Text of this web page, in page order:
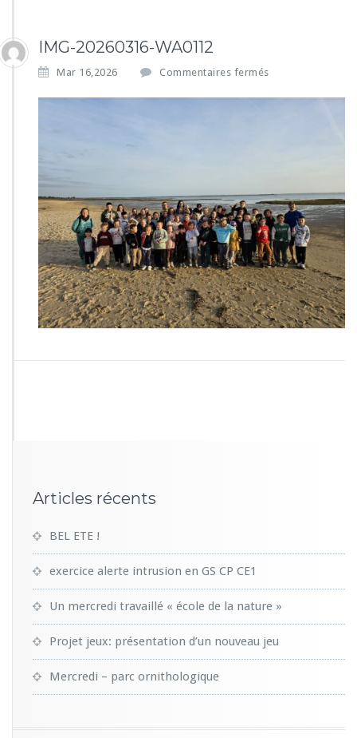
IMG-20260316-WA0112
Mar 16,2026 Commentaires fermés
0
2
6
0
3
1
6
-
W
0
Articles récents
BEL ETE !
exercice alerte intrusion en GS CP CE1
Un mercredi travaillé « école de la nature »
Projet jeux: présentation d’un nouveau jeu
Mercredi – parc ornithologique